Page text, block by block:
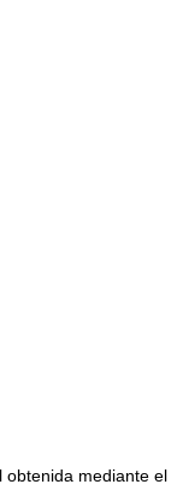
obtenida mediante el